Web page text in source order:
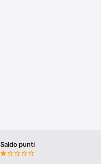
prima di tutti
Saldo punti